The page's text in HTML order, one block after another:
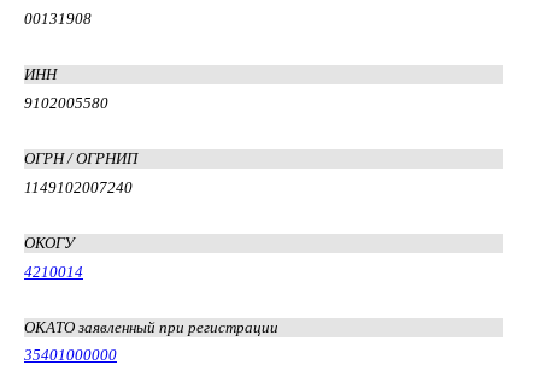
00131908
ИНН
9102005580
ОГРН / ОГРНИП
1149102007240
ОКОГУ
4210014
ОКАТО заявленный при регистрации
35401000000